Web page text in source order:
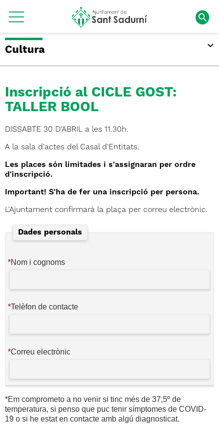
Cultura
Inscripció al CICLE GOST:
TALLER BOOL
DISSABTE 30 D'ABRIL a les 11.30h.
A la sala d'actes del Casal d'Entitats.
Les places són limitades i s'assignaran per ordre
d'inscripció.
Important! S'ha de fer una inscripció per persona.
L'Ajuntament confirmarà la plaça per correu electrònic.
Dades personals
*Nom i cognoms
*Telèfon de contacte
*Correu electrònic
*Em comprometo a no venir si tinc més de 37,5º de
temperatura, si penso que puc tenir símptomes de COVID-
19 o si he estat en contacte amb algú diagnosticat.